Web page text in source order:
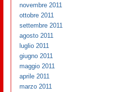
novembre 2011
ottobre 2011
settembre 2011
agosto 2011
luglio 2011
giugno 2011
maggio 2011
aprile 2011
marzo 2011